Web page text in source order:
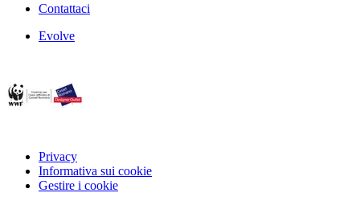
Contattaci
Evolve
Privacy
Informativa sui cookie
Gestire i cookie